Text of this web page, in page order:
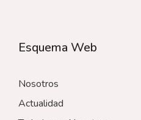
Esquema Web
Nosotros
Actualidad